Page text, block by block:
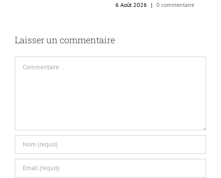
6 Août 2026
| 0 commentaire
Laisser un commentaire